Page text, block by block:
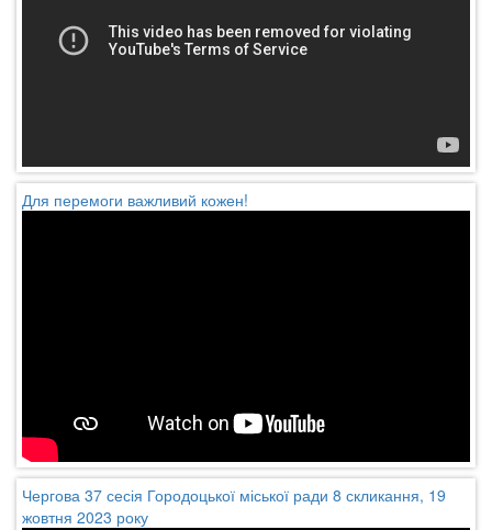
Для перемоги важливий кожен!
Чергова 37 сесія Городоцької міської ради 8 скликання, 19
жовтня 2023 року